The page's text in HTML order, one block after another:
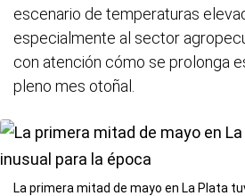
escenario de temperaturas
especialmente al sector
con atención cómo se prolonga
pleno mes otoñal.
La primera mitad de mayo en La Plata